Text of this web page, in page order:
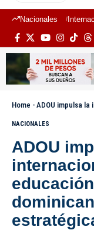
Nacionales
Home - ADOU impulsa la
NACIONALES
ADOU